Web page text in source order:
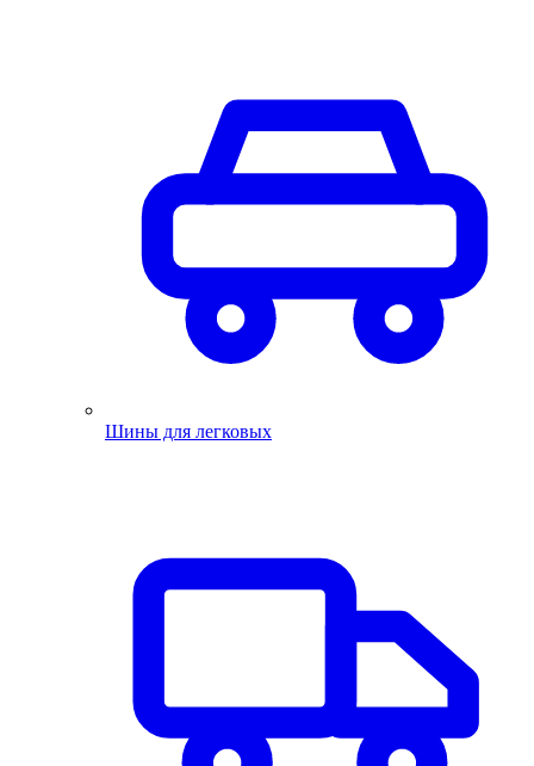
Шины для легковых